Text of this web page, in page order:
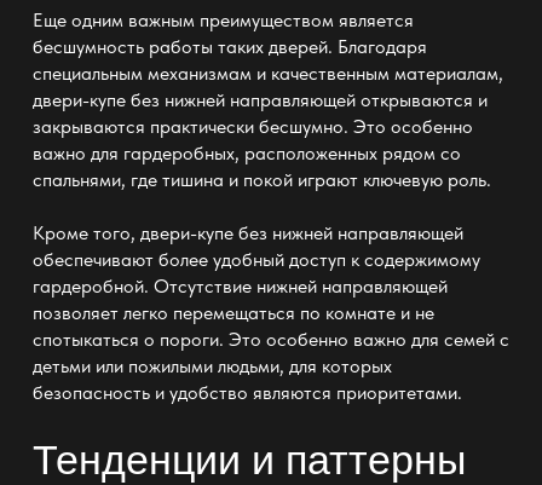
Еще одним важным преимуществом является
бесшумность работы таких дверей. Благодаря
специальным механизмам и качественным материалам,
двери-купе без нижней направляющей открываются и
закрываются практически бесшумно. Это особенно
важно для гардеробных, расположенных рядом со
спальнями, где тишина и покой играют ключевую роль.
Кроме того, двери-купе без нижней направляющей
обеспечивают более удобный доступ к содержимому
гардеробной. Отсутствие нижней направляющей
позволяет легко перемещаться по комнате и не
спотыкаться о пороги. Это особенно важно для семей с
детьми или пожилыми людьми, для которых
безопасность и удобство являются приоритетами.
Тенденции и паттерны